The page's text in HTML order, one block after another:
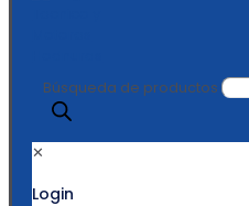
Búsqueda de productos
✕
Login